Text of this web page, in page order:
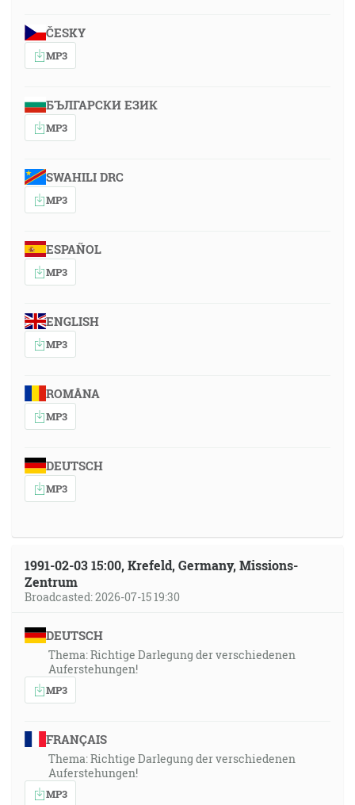
ČESKY
MP3
БЪЛГАРСКИ ЕЗИК
MP3
SWAHILI DRC
MP3
ESPAÑOL
MP3
ENGLISH
MP3
ROMÂNA
MP3
DEUTSCH
MP3
1991-02-03 15:00, Krefeld, Germany, Missions-
Zentrum
Broadcasted: 2026-07-15 19:30
DEUTSCH
Thema: Richtige Darlegung der verschiedenen
Auferstehungen!
MP3
FRANÇAIS
Thema: Richtige Darlegung der verschiedenen
Auferstehungen!
MP3